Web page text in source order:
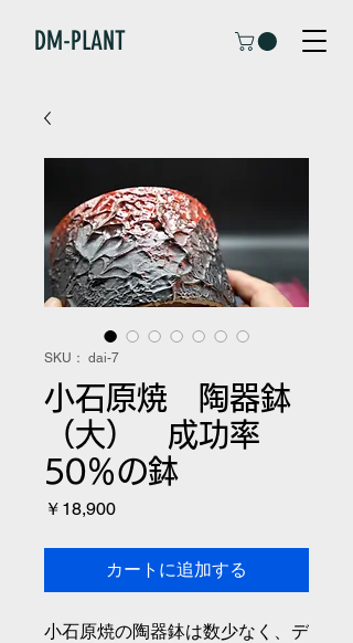
DM-PLANT
SKU： dai-7
小石原焼 陶器鉢
（大） 成功率
50％の鉢
￥18,900価
カートに追加する
小石原焼の陶器鉢は数少なく、デ